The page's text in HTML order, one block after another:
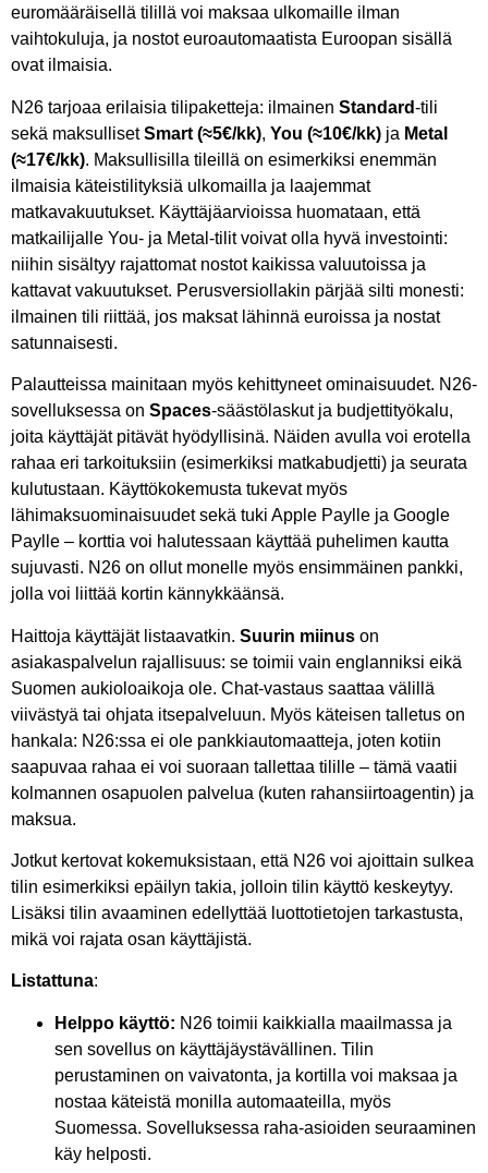
euromääräisellä tilillä voi maksaa ulkomaille ilman
vaihtokuluja, ja nostot euroautomaatista Euroopan sisällä
ovat ilmaisia.
N26 tarjoaa erilaisia tilipaketteja: ilmainen Standard-tili
sekä maksullisetSmart (≈5€/kk), You (≈10€/kk) ja Metal
(≈17€/kk). Maksullisilla tileillä on esimerkiksi enemmän
ilmaisia käteistilityksiä ulkomailla ja laajemmat
matkavakuutukset. Käyttäjäarvioissa huomataan, että
matkailijalle You- ja Metal-tilit voivat olla hyvä investointi:
niihin sisältyy rajattomat nostot kaikissa valuutoissa ja
kattavat vakuutukset. Perusversiollakin pärjää silti monesti:
ilmainen tili riittää, jos maksat lähinnä euroissa ja nostat
satunnaisesti.
Palautteissa mainitaan myös kehittyneet ominaisuudet. N26-
sovelluksessa on Spaces-säästölaskut ja budjettityökalu,
joita käyttäjät pitävät hyödyllisinä. Näiden avulla voi erotella
rahaa eri tarkoituksiin (esimerkiksi matkabudjetti) ja seurata
kulutustaan. Käyttökokemusta tukevat myös
lähimaksuominaisuudet sekä tuki Apple Paylle ja Google
Paylle – korttia voi halutessaan käyttää puhelimen kautta
sujuvasti. N26 on ollut monelle myös ensimmäinen pankki,
jolla voi liittää kortin kännykkäänsä.
Haittoja käyttäjät listaavatkin. Suurin miinus on
asiakaspalvelun rajallisuus: se toimii vain englanniksi eikä
Suomen aukioloaikoja ole. Chat-vastaus saattaa välillä
viivästyä tai ohjata itsepalveluun. Myös käteisen talletus on
hankala: N26:ssa ei ole pankkiautomaatteja, joten kotiin
saapuvaa rahaa ei voi suoraan tallettaa tilille – tämä vaatii
kolmannen osapuolen palvelua (kuten rahansiirtoagentin) ja
maksua.
Jotkut kertovat kokemuksistaan, että N26 voi ajoittain sulkea
tilin esimerkiksi epäilyn takia, jolloin tilin käyttö keskeytyy.
Lisäksi tilin avaaminen edellyttää luottotietojen tarkastusta,
mikä voi rajata osan käyttäjistä.
Listattuna:
Helppo käyttö: N26 toimii kaikkialla maailmassa ja
sen sovellus on käyttäjäystävällinen. Tilin
perustaminen on vaivatonta, ja kortilla voi maksaa ja
nostaa käteistä monilla automaateilla, myös
Suomessa. Sovelluksessa raha-asioiden seuraaminen
käy helposti.